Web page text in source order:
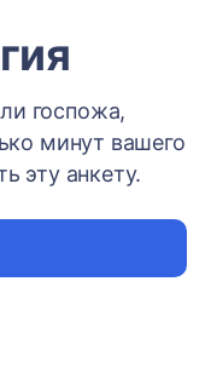
госпожа,
минут вашего
эту анкету.